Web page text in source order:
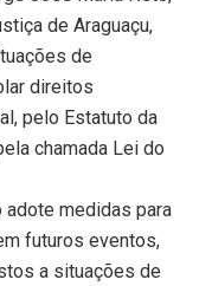
de Araguaçu,
de
direitos
pelo Estatuto da
chamada Lei do
medidas para
futuros eventos,
a situações de